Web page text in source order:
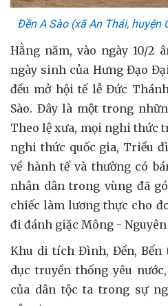
Đền A Sào (xã An Thái, huyện
Hằng năm, vào ngày 10/2
ngày sinh của Hưng Đạo
đều mở hội tế lễ Đức
Sào. Đây là một trong
Theo lệ xưa, mọi nghi thức
nghi thức quốc gia, Triều
về hành tế và thường có
nhân dân trong vùng đã
chiếc làm lương thực cho
đi đánh giặc Mông -
Khu di tích Đình, Đền, Bến
dục truyền thống yêu
của dân tộc ta trong sự